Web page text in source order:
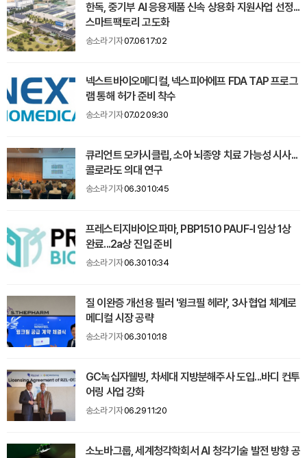
한독, 중기부 AI 응용제품 신속 상용화 지원사업 선정...
스마트팩토리 고도화
송소라 기자07.06 17:02
넥스트바이오메디컬, 넥스피어에프 FDA TAP 프로그
램 통해 허가 준비 착수
송소라 기자07.02 09:30
큐리언트 모카시클립, 소아 뇌종양 치료 가능성 시사...
콜로라도 의대 연구
송소라 기자06.30 10:45
프레스티지바이오파마, PBP1510 PAUF-I 임상 1상
완료...2a상 진입 준비
송소라 기자06.30 10:34
질 이완증 개선용 필러 '윙크필 헤라', 3사 협업 체계로
메디컬 시장 공략
송소라 기자06.30 10:18
GC녹십자웰빙, 차세대 지방분해주사 도입...바디 컨투
어링 사업 강화
송소라 기자06.29 11:20
소노바그룹, 세계청각학회서 AI 청각기술 발전 방향 공